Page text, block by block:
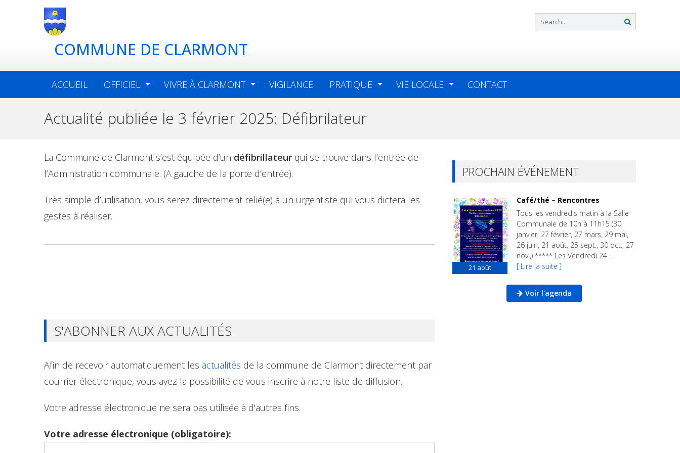
COMMUNE DE CLARMONT
ACCUEIL OFFICIEL VIVRE À CLARMONT VIGILANCE PRATIQUE VIE LOCALE CONTACT
Actualité publiée le 3 février 2025: Défibrilateur
La Commune de Clarmont s’est équipée d’un défibrillateur qui se trouve dans l’entrée de
l’Administration communale. (A gauche de la porte d’entrée).
Très simple d’utilisation, vous serez directement relié(e) à un urgentiste qui vous dictera les
gestes à réaliser.
PROCHAIN ÉVÉNEMENT
21 août
Café/thé – Rencontres
Tous les vendredis matin à la Salle
Communale de 10h à 11h15 (30
janvier, 27 février, 27 mars, 29 mai,
26 juin, 21 août, 25 sept., 30 oct., 27
nov.,) ***** Les Vendredi 24 ...
[ Lire la suite ]
Voir l'agenda
S'ABONNER AUX ACTUALITÉS
Afin de recevoir automatiquement les actualités de la commune de Clarmont directement par
courrier électronique, vous avez la possibilité de vous inscrire à notre liste de diffusion.
Votre adresse électronique ne sera pas utilisée à d'autres fins.
Votre adresse électronique (obligatoire):